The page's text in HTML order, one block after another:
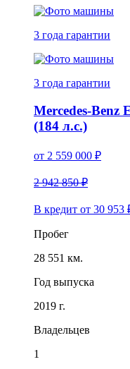
3 года гарантии
3 года гарантии
Mercedes-Benz
(184 л.с.)
от 2 559 000 ₽
2 942 850 ₽
В кредит от 30 953
Пробег
28 551 км.
Год выпуска
2019 г.
Владельцев
1